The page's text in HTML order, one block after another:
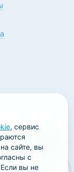
, сервис
сайте, вы
с
вы не